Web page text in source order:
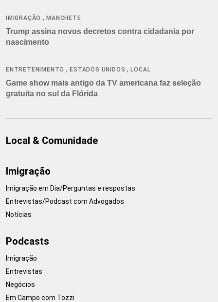
IMIGRAÇÃO ,MANCHETE
Trump assina novos decretos contra cidadania por
nascimento
ENTRETENIMENTO ,ESTADOS UNIDOS ,LOCAL
Game show mais antigo da TV americana faz seleção
gratuita no sul da Flórida
Local & Comunidade
Imigração
Imigração em Dia/Perguntas e respostas
Entrevistas/Podcast com Advogados
Notícias
Podcasts
Imigração
Entrevistas
Negócios
Em Campo com Tozzi